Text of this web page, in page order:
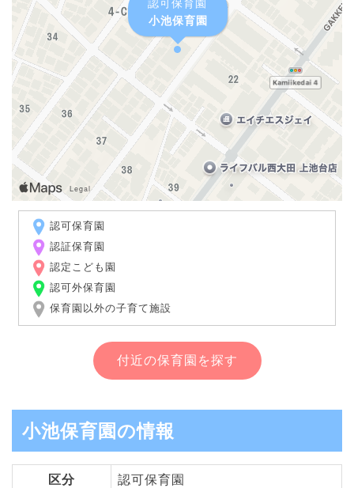
認可保育園
小池保育園
認可保育園
認証保育園
認定こども園
認可外保育園
保育園以外の子育て施設
付近の保育園を探す
小池保育園の情報
区分 認可保育園